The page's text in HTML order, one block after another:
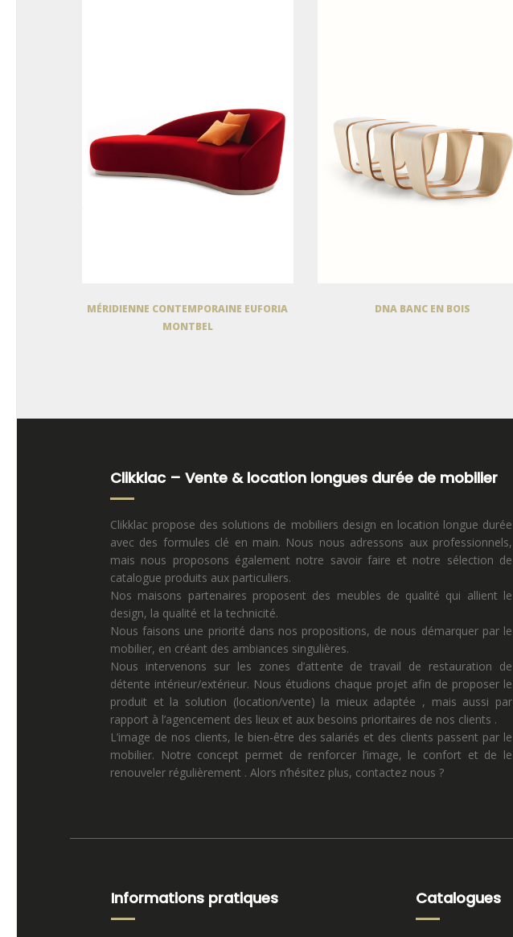
MÉRIDIENNE CONTEMPORAINE EUFORIA
MONTBEL
DNA BANC EN BOIS
Clikklac – Vente & location longues durée de mobilier
Clikklac propose des solutions de mobiliers design en location longue durée
avec des formules clé en main. Nous nous adressons aux professionnels,
mais nous proposons également notre savoir faire et notre sélection de
catalogue produits aux particuliers.
Nos maisons partenaires proposent des meubles de qualité qui allient le
design, la qualité et la technicité.
Nous faisons une priorité dans nos propositions, de nous démarquer par le
mobilier, en créant des ambiances singulières.
Nous intervenons sur les zones d’attente de travail de restauration de
détente intérieur/extérieur. Nous étudions chaque projet afin de proposer le
produit et la solution (location/vente) la mieux adaptée , mais aussi par
rapport à l’agencement des lieux et aux besoins prioritaires de nos clients .
L’image de nos clients, le bien-être des salariés et des clients passent par le
mobilier. Notre concept permet de renforcer l’image, le confort et de le
renouveler régulièrement . Alors n’hésitez plus, contactez nous ?
Informations pratiques Catalogues